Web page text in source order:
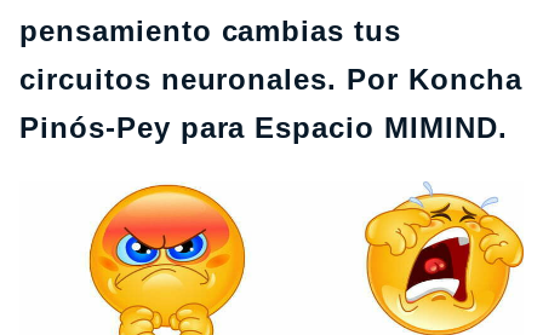
pensamiento cambias tus
circuitos neuronales. Por Koncha
Pinós-Pey para Espacio MIMIND.